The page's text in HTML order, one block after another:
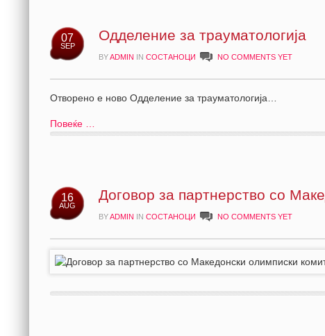
07
SEP
Одделение за трауматологија
BYADMIN IN СОСТАНОЦИ NO COMMENTS YET
Отворено е ново
Повеќе …
16
AUG
Договор за партнерство со
BYADMIN IN СОСТАНОЦИ NO COMMENTS YET